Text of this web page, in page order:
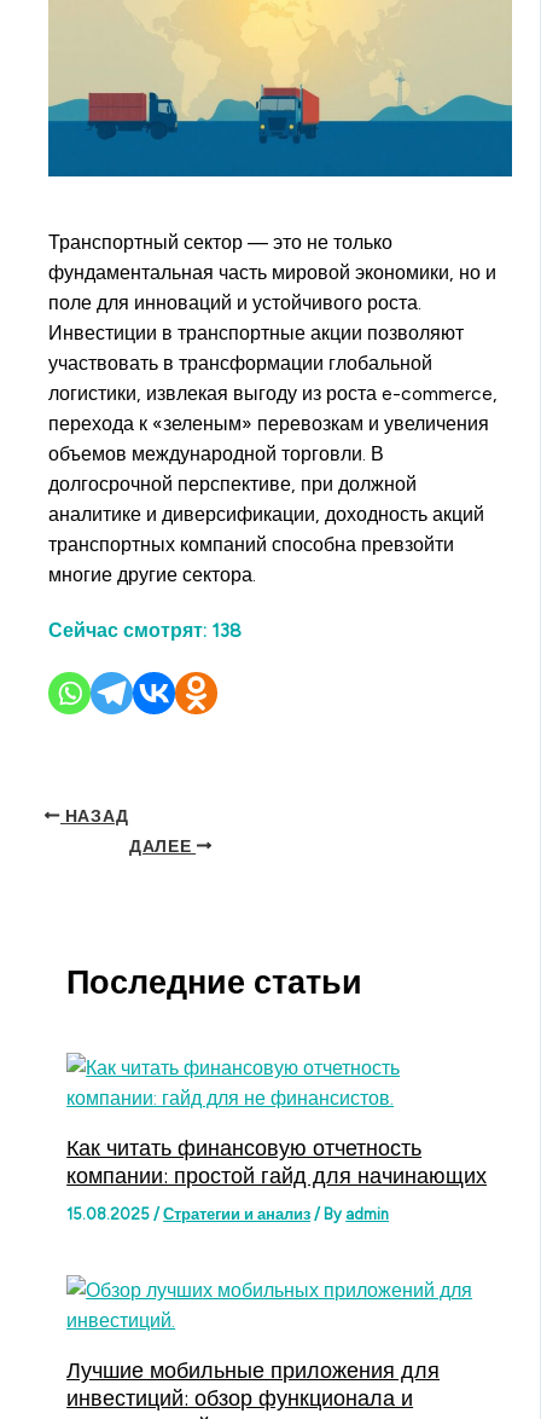
Транспортный сектор — это не только
фундаментальная часть мировой экономики, но и
поле для инноваций и устойчивого роста.
Инвестиции в транспортные акции позволяют
участвовать в трансформации глобальной
логистики, извлекая выгоду из роста e-commerce,
перехода к «зеленым» перевозкам и увеличения
объемов международной торговли. В
долгосрочной перспективе, при должной
аналитике и диверсификации, доходность акций
транспортных компаний способна превзойти
многие другие сектора.
Сейчас смотрят: 138
НАЗАД
ДАЛЕЕ
Последние статьи
Как читать финансовую отчетность
компании: простой гайд для начинающих
15.08.2025/Стратегии и анализ / By admin
Лучшие мобильные приложения для
инвестиций: обзор функционала и